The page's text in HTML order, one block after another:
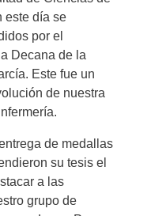
este día se
por el
Decana de la
Este fue un
de nuestra
de medallas
su tesis el
a las
grupo de